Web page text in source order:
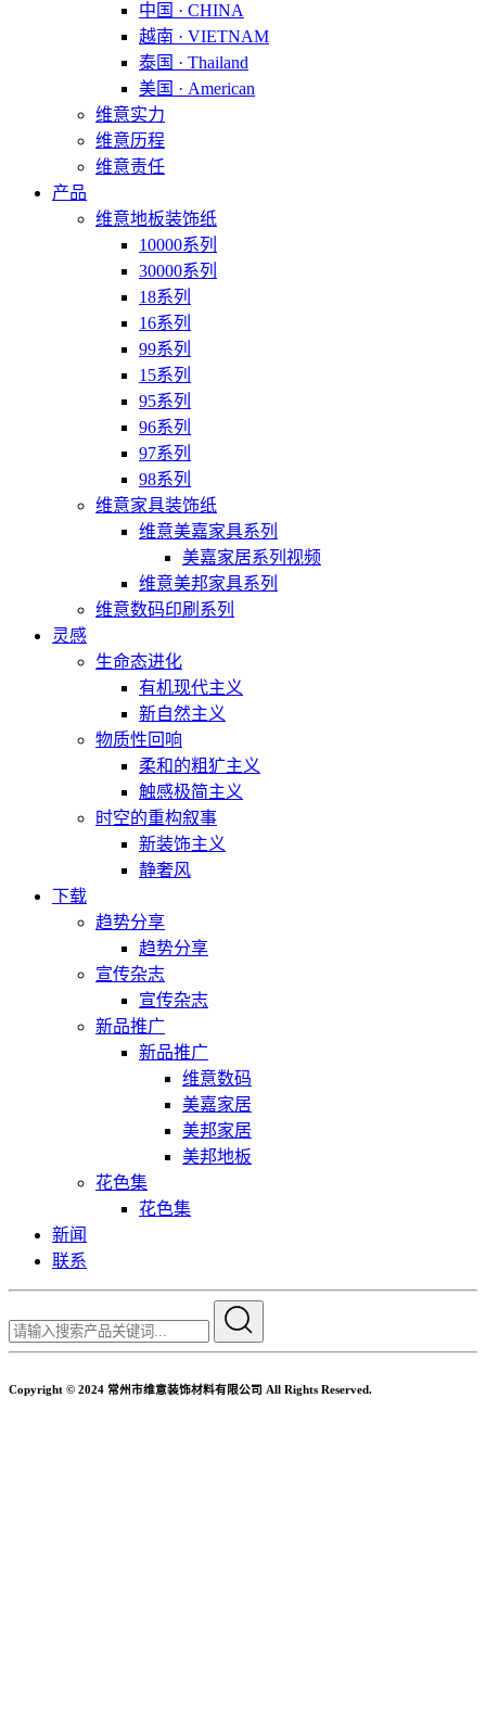
中国 · CHINA
越南 · VIETNAM
泰国 · Thailand
美国 · American
维意实力
维意历程
维意责任
产品
维意地板装饰纸
10000系列
30000系列
18系列
16系列
99系列
15系列
95系列
96系列
97系列
98系列
维意家具装饰纸
维意美嘉家具系列
美嘉家居系列视频
维意美邦家具系列
维意数码印刷系列
灵感
生命态进化
有机现代主义
新自然主义
物质性回响
柔和的粗犷主义
触感极简主义
时空的重构叙事
新装饰主义
静奢风
下载
趋势分享
趋势分享
宣传杂志
宣传杂志
新品推广
新品推广
维意数码
美嘉家居
美邦家居
美邦地板
花色集
花色集
新闻
联系
Copyright © 2024 常州市维意装饰材料有限公司 All Rights Reserved.